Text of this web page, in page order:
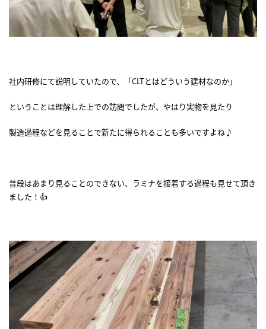
社内研修にて説明していたので、「CLTとはどういう建材なのか」
ということは理解した上での訪問でしたが、やはり実物を見たり
製造過程などを見ることで新たに得られることも多いですよね♪
普段はあまり見ることのできない、ラミナを接着する過程も見せて頂き
ました！👍